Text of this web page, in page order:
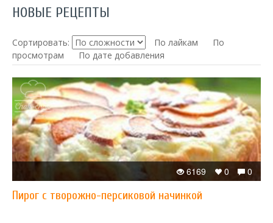
НОВЫЕ РЕЦЕПТЫ
Сортировать: По лайкам
По
просмотрам
По дате добавления
0
0
6169
Пирог с творожно-персиковой начинкой